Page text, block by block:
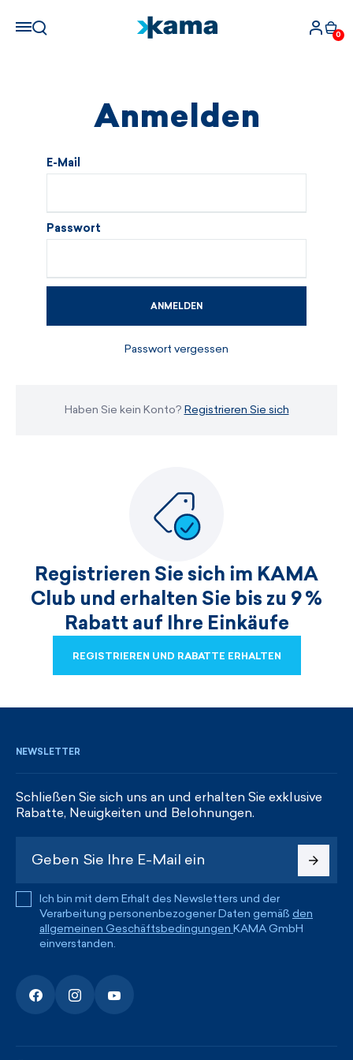
0
Anmelden
E-Mail
Passwort
ANMELDEN
Passwort vergessen
Haben Sie kein Konto? Registrieren Sie sich
Registrieren Sie sich im KAMA
Club und erhalten Sie bis zu 9 %
Rabatt auf Ihre Einkäufe
REGISTRIEREN UND RABATTE ERHALTEN
NEWSLETTER
Schließen Sie sich uns an und erhalten Sie exklusive
Rabatte, Neuigkeiten und Belohnungen.
Ich bin mit dem Erhalt des Newsletters und der
Verarbeitung personenbezogener Daten gemäß den
allgemeinen Geschäftsbedingungen KAMA GmbH
einverstanden.